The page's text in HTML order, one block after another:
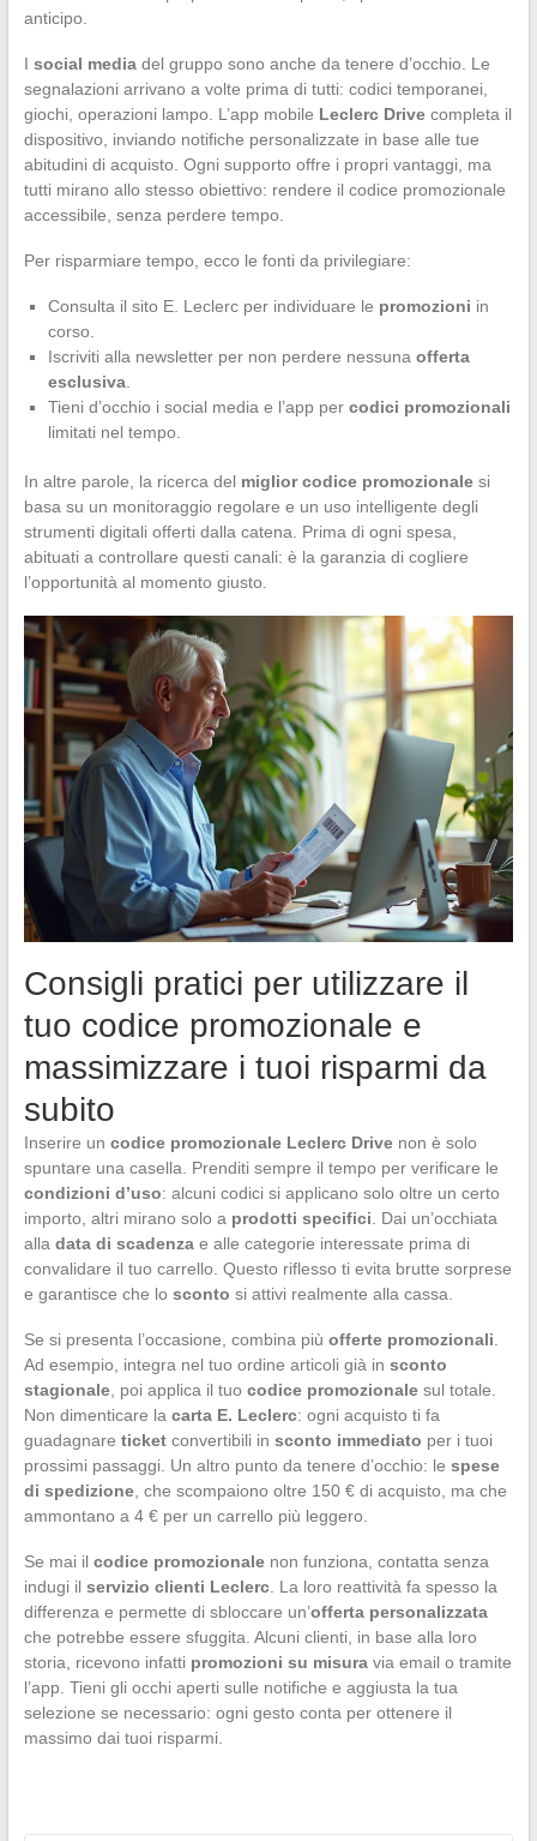
anticipo.
I social mediadel gruppo sono anche da tenere d’occhio. Le
segnalazioni arrivano a volte prima di tutti: codici temporanei,
giochi, operazioni lampo. L’app mobile Leclerc Drivecompleta il
dispositivo, inviando notifiche personalizzate in base alle tue
abitudini di acquisto. Ogni supporto offre i propri vantaggi, ma
tutti mirano allo stesso obiettivo: rendere il codice promozionale
accessibile, senza perdere tempo.
Per risparmiare tempo, ecco le fonti da privilegiare:
Consulta il sito E. Leclerc per individuare le promozioni in
corso.
Iscriviti alla newsletter per non perdere nessuna offerta
esclusiva.
Tieni d’occhio i social media e l’app per codici promozionali
limitati nel tempo.
In altre parole, la ricerca del miglior codice promozionalesi
basa su un monitoraggio regolare e un uso intelligente degli
strumenti digitali offerti dalla catena. Prima di ogni spesa,
abituati a controllare questi canali: è la garanzia di cogliere
l’opportunità al momento giusto.
Consigli pratici per utilizzare il
tuo codice promozionale e
massimizzare i tuoi risparmi da
subito
Inserire un codice promozionale Leclerc Drivenon è solo
spuntare una casella. Prenditi sempre il tempo per verificare le
condizioni d’uso: alcuni codici si applicano solo oltre un certo
importo, altri mirano solo a prodotti specifici . Dai un’occhiata
alla data di scadenzae alle categorie interessate prima di
convalidare il tuo carrello. Questo riflesso ti evita brutte sorprese
e garantisce che lo sconto si attivi realmente alla cassa.
Se si presenta l’occasione, combina più offerte promozionali
Ad esempio, integra nel tuo ordine articoli già in sconto
stagionale, poi applica il tuo codice promozionalesul totale.
Non dimenticare la carta E. Leclerc: ogni acquisto ti fa
guadagnare ticketconvertibili in sconto immediato per i tuoi
prossimi passaggi. Un altro punto da tenere d’occhio: le spese
di spedizione, che scompaiono oltre 150 € di acquisto, ma che
ammontano a 4 € per un carrello più leggero.
Se mai il codice promozionalenon funziona, contatta senza
indugi il servizio clienti Leclerc. La loro reattività fa spesso la
differenza e permette di sbloccare un’offerta personalizzata
che potrebbe essere sfuggita. Alcuni clienti, in base alla loro
storia, ricevono infatti promozioni su misuravia email o tramite
l’app. Tieni gli occhi aperti sulle notifiche e aggiusta la tua
selezione se necessario: ogni gesto conta per ottenere il
massimo dai tuoi risparmi.